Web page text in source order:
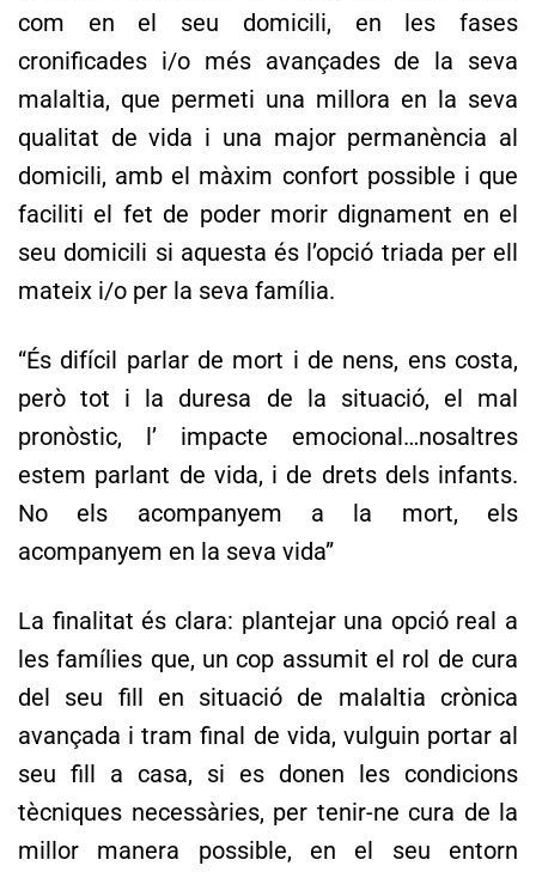
com en el seu domicili, en les fases
cronificades i/o més avançades de la seva
malaltia, que permeti una millora en la seva
qualitat de vida i una major permanència al
domicili, amb el màxim confort possible i que
faciliti el fet de poder morir dignament en el
seu domicili si aquesta és l’opció triada per ell
mateix i/o per la seva família.
“És difícil parlar de mort i de nens, ens costa,
però tot i la duresa de la situació, el mal
pronòstic, l’ impacte emocional…nosaltres
estem parlant de vida, i de drets dels infants.
No els acompanyem a la mort, els
acompanyem en la seva vida”
La finalitat és clara: plantejar una opció real a
les famílies que, un cop assumit el rol de cura
del seu fill en situació de malaltia crònica
avançada i tram final de vida, vulguin portar al
seu fill a casa, si es donen les condicions
tècniques necessàries, per tenir-ne cura de la
millor manera possible, en el seu entorn